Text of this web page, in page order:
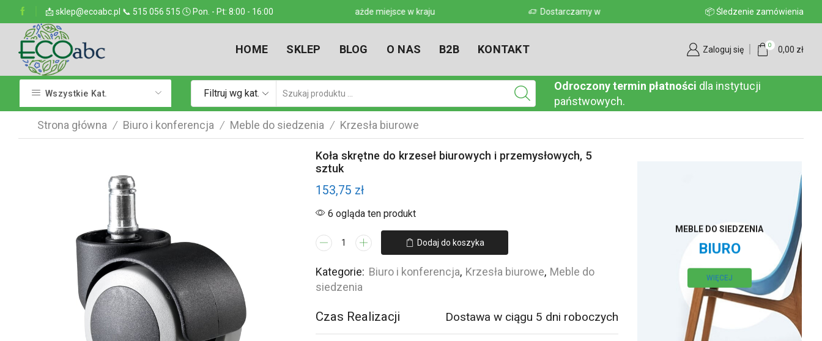
📩 sklep@ecoabc.pl 📞 515 056 515 🕓 Pon. - Pt: 8:00 - 16:00
w kraju Dostarczamy w każde miejsce w kraju Dostarczamy w każde miejsce w kraju 📦 Śledzenie zamówienia
HOME SKLEP BLOG O NAS B2B KONTAKT Zaloguj się 0 0,00 zł
Wszystkie Kat. Filtruj wg kat.
wyszukiwania
Odroczony termin płatności dla instytucji
państwowych.
Strona główna / Biuro i konferencja / Meble do siedzenia / Krzesła biurowe
Koła skrętne do krzeseł biurowych i przemysłowych, 5
sztuk
153,75 zł
6 ogląda ten produkt
ilość
skrętne
do
biurowych
i
Dodaj do koszyka
Kategorie: Biuro i konferencja, Krzesła biurowe, Meble do
siedzenia
Czas Realizacji Dostawa w ciągu 5 dni roboczych
MEBLE DO SIEDZENIA
BIURO
WIĘCEJ